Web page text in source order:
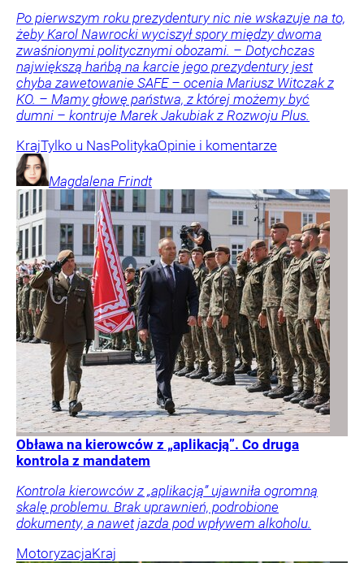
Po pierwszym roku prezydentury nic nie wskazuje na to,
żeby Karol Nawrocki wyciszył spory między dwoma
zwaśnionymi politycznymi obozami. – Dotychczas
największą hańbą na karcie jego prezydentury jest
chyba zawetowanie SAFE – ocenia Mariusz Witczak z
KO. – Mamy głowę państwa, z której możemy być
dumni – kontruje Marek Jakubiak z Rozwoju Plus.
KrajTylko u NasPolitykaOpinie i komentarze
Magdalena Frindt
Obława na kierowców z „aplikacją”. Co druga
kontrola z mandatem
Kontrola kierowców z „aplikacją” ujawniła ogromną
skalę problemu. Brak uprawnień, podrobione
dokumenty, a nawet jazda pod wpływem alkoholu.
MotoryzacjaKraj